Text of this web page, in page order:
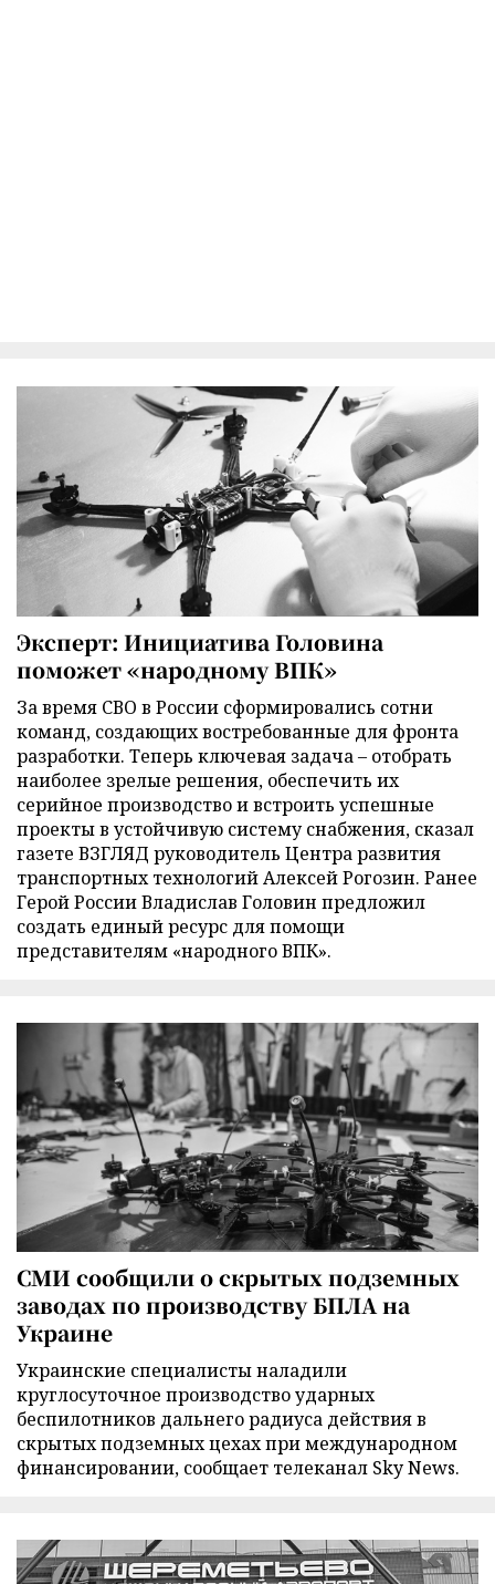
Эксперт: Инициатива Головина
поможет «народному ВПК»
За время СВО в России сформировались сотни
команд, создающих востребованные для фронта
разработки. Теперь ключевая задача – отобрать
наиболее зрелые решения, обеспечить их
серийное производство и встроить успешные
проекты в устойчивую систему снабжения, сказал
газете ВЗГЛЯД руководитель Центра развития
транспортных технологий Алексей Рогозин. Ранее
Герой России Владислав Головин предложил
создать единый ресурс для помощи
представителям «народного ВПК».
СМИ сообщили о скрытых подземных
заводах по производству БПЛА на
Украине
Украинские специалисты наладили
круглосуточное производство ударных
беспилотников дальнего радиуса действия в
скрытых подземных цехах при международном
финансировании, сообщает телеканал Sky News.